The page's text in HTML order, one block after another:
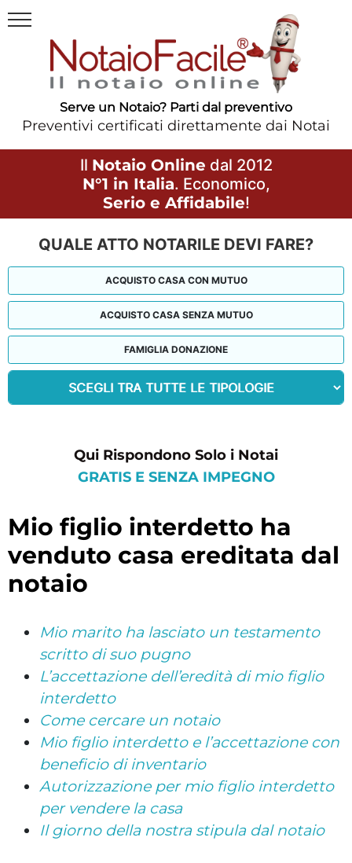
Serve un Notaio? Parti dal preventivo
Preventivi certificati direttamente dai Notai
Il Notaio Online dal 2012
N°1 in Italia. Economico,
Serio e Affidabile!
QUALE ATTO NOTARILE DEVI FARE?
ACQUISTO CASA CON MUTUO
ACQUISTO CASA SENZA MUTUO
FAMIGLIA DONAZIONE
Qui Rispondono Solo i Notai
GRATIS E SENZA IMPEGNO
mio figlio interdetto ha
venduto casa ereditata dal
notaio
Mio marito ha lasciato un testamento
scritto di suo pugno
L’accettazione dell’eredità di mio figlio
interdetto
Come cercare un notaio
Mio figlio interdetto e l’accettazione con
beneficio di inventario
Autorizzazione per mio figlio interdetto
per vendere la casa
Il giorno della nostra stipula dal notaio